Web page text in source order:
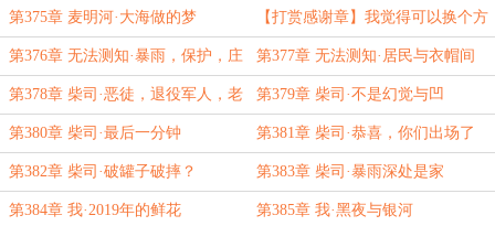
第375章 麦明河·大海做的梦 【打赏感谢章】我觉得可以换个方
式感谢姥姥
第376章 无法测知·暴雨，保护，庄
园
第377章 无法测知·居民与衣帽间
第378章 柴司·恶徒，退役军人，老
中医
第379章 柴司·不是幻觉与凹
第380章 柴司·最后一分钟 第381章 柴司·恭喜，你们出场了
第382章 柴司·破罐子破摔？ 第383章 柴司·暴雨深处是家
第384章 我·2019年的鲜花 第385章 我·黑夜与银河